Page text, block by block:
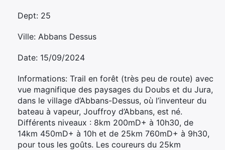
Dept: 25
Ville: Abbans Dessus
Date: 15/09/2024
Informations: Trail en forêt (très peu de route) avec
vue magnifique des paysages du Doubs et du Jura,
dans le village d’Abbans-Dessus, où l’inventeur du
bateau à vapeur, Jouffroy d’Abbans, est né.
Différents niveaux : 8km 200mD+ à 10h30, de
14km 450mD+ à 10h et de 25km 760mD+ à 9h30,
pour tous les goûts. Les coureurs du 25km